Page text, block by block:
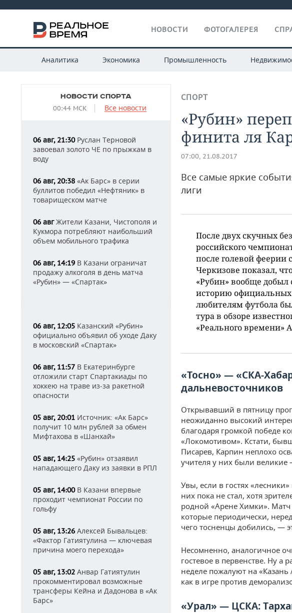
НОВОСТИ ФОТОГАЛЕРЕЯ
Аналитика Экономика Промышленность
НОВОСТИ СПОРТА
00:44 МСК Все новости
06 авг, 21:30Руслан Терновой
завоевал золото ЧЕ по прыжкам в
воду
06 авг, 20:38 «Ак Барс» в серии
буллитов победил «Нефтяник» в
товарищеском матче
06 авгЖители Казани, Чистополя и
Кукмора потребляют наибольший
объем мобильного трафика
06 авг, 14:19 В Казани ограничат
продажу алкоголя в день матча
«Рубин» — «Спартак»
06 авг, 12:05 Казанский «Рубин»
официально объявил об уходе Даку
в московский «Спартак»
06 авг, 11:57 В Екатеринбурге
отложили старт Спартакиады по
хоккею на траве из-за ракетной
опасности
05 авг, 20:01 Источник: «Ак Барс»
получит 10 млн рублей за обмен
Мифтахова в «Шанхай»
05 авг, 14:25 «Рубин» отзаявил
нападающего Даку из заявки в РПЛ
05 авг, 14:00В Казани впервые
проходит чемпионат России по
гольфу
05 авг, 13:26 Алексей Бывальцев:
«Фактор Гатиятулина — ключевая
причина моего перехода»
05 авг, 13:02 Анвар Гатиятулин
прокомментировал возможные
трансферы Кейна и Дадонова в «Ак
Барс»
СПОРТ
«Рубин»
финита ля
07:00, 21.08.2017
Все самые яркие
лиги
После двух скучных
российского
после голевой феерии
Черкизове показал,
«Рубин» вообще добыл
историю официальных
любителям футбола
тура в обзоре
«Реального времени»
«Тосно» — «СКА-
дальневосточников
Открывавший в пятницу
неожиданно высокий
благодаря громкой победе
«Локомотивом». Кстати,
Писарев, Карпин неплохо
учителя у них были великие
Увы, если в гостях
них пока не стал, хотя
родной «Арене Химки».
которые периодически,
чего тосненцы добились, —
Несомненно, аналогичное
гостевое в первенстве. Ну а
неделе пожалуют на «Казань
как в игре против
«Урал» — ЦСКА: